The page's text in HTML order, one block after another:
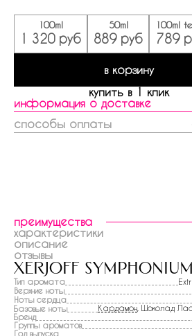
100ml
1 320 руб
50ml
889 руб
100ml
789
в корзину
купить в 1 клик
информация о доставке
способы оплаты
преимущества
характеристики
описание
отзывы
xerjoff symphonium
Тип аромата
Верхние ноты
Ноты сердца
Базовые ноты
Кардамон , Шоколад
Бренд
Группы ароматов
Год выпуска